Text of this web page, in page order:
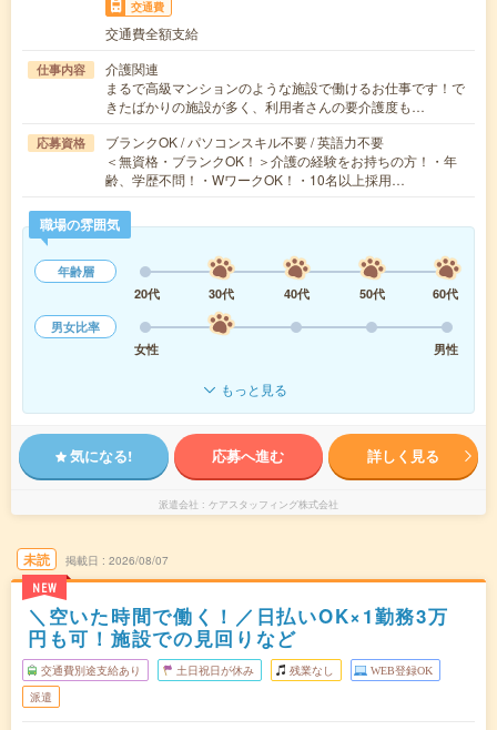
交通費
交通費全額支給
仕事内容
介護関連
まるで高級マンションのような施設で働けるお仕事です！で
きたばかりの施設が多く、利用者さんの要介護度も…
応募資格
ブランクOK / パソコンスキル不要 / 英語力不要
＜無資格・ブランクOK！＞介護の経験をお持ちの方！・年
齢、学歴不問！・WワークOK！・10名以上採用…
職場の雰囲気
年齢層
20代
30代 40代 50代
60代
男女比率
女性
男性
もっと見る
気になる! 応募へ進む 詳しく見る
派遣会社 ケアスタッフィング株式会社
未読
NEW
掲載日 2026/08/07
＼空いた時間で働く！／日払いOK×1勤務3万
円も可！施設での見回りなど
交通費別途支給あり 土日祝日が休み 残業なし WEB登録OK
派遣